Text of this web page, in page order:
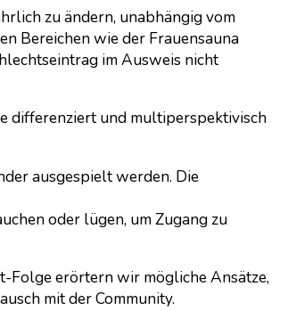
zu ändern, unabhängig vom
Bereichen wie der Frauensauna
im Ausweis nicht
differenziert und multiperspektivisch
ausgespielt werden. Die
oder lügen, um Zugang zu
Folge erörtern wir mögliche Ansätze,
mit der Community.